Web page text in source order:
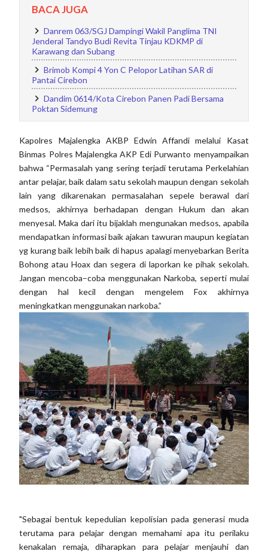
BACA JUGA
Danrem 063/SGJ Dampingi Wakil Panglima TNI
Jenderal Tandyo Budi Revita Tinjau KDKMP di
Karawang dan Subang
Brimob Kompi 4 Yon C Pelopor Latihan SAR di
Pantai Cirebon
Dandim 0614/Kota Cirebon Panen Padi Bersama
Poktan Sidemung
Kapolres Majalengka AKBP Edwin Affandi melalui Kasat
Binmas Polres Majalengka AKP Edi Purwanto menyampaikan
bahwa “Permasalah yang sering terjadi terutama Perkelahian
antar pelajar, baik dalam satu sekolah maupun dengan sekolah
lain yang dikarenakan permasalahan sepele berawal dari
medsos, akhirnya berhadapan dengan Hukum dan akan
menyesal. Maka dari itu bijaklah mengunakan medsos, apabila
mendapatkan informasi baik ajakan tawuran maupun kegiatan
yg kurang baik lebih baik di hapus apalagi menyebarkan Berita
Bohong atau Hoax dan segera di laporkan ke pihak sekolah.
Jangan mencoba–coba menggunakan Narkoba, seperti mulai
dengan hal kecil dengan mengelem Fox akhirnya
meningkatkan menggunakan narkoba.”
"Sebagai bentuk kepedulian kepolisian pada generasi muda
terutama para pelajar dengan memahami apa itu perilaku
kenakalan remaja, diharapkan para pelajar menjauhi dan